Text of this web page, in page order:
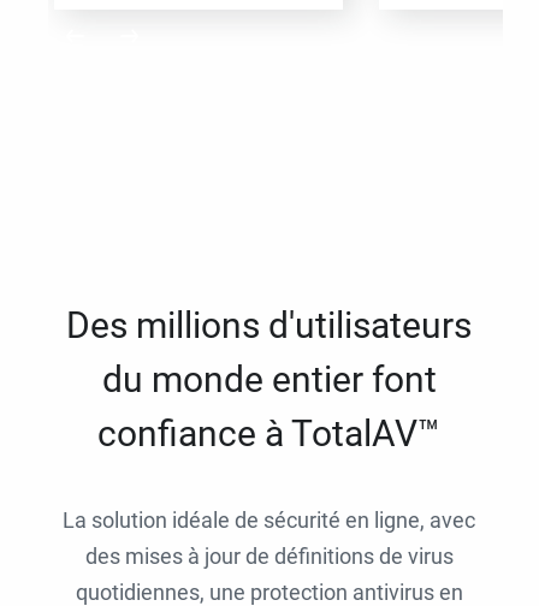
Des millions d'utilisateurs
du monde entier font
confiance à TotalAV™
La solution idéale de sécurité en ligne, avec
des mises à jour de définitions de virus
quotidiennes, une protection antivirus en